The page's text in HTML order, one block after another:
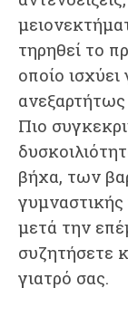
τηρηθεί το
οποίο
Πιο
βήχα, των
γυμναστικής
μετά την
συζητήσετε
γιατρό σας.